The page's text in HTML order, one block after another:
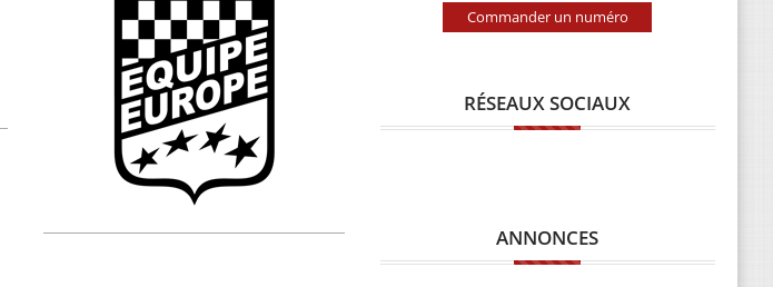
Commander un numéro
RÉSEAUX SOCIAUX
ANNONCES